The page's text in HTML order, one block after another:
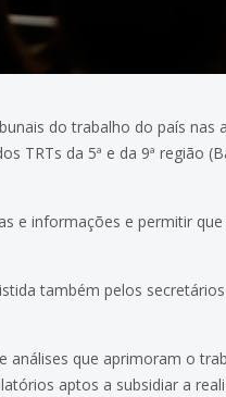
do trabalho do país nas
TRTs da 5ª e da 9ª região
e informações e permitir
também pelos
que aprimoram o
aptos a subsidiar a